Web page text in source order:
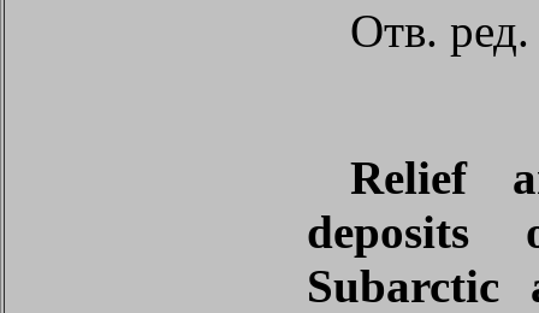
Отв. ред
Relief
Subarctic